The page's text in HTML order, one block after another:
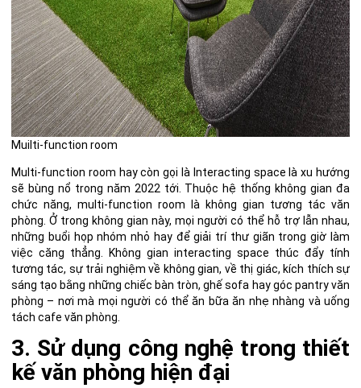
Muilti-function room
Multi-function room hay còn gọi là Interacting space là xu hướng
sẽ bùng nổ trong năm 2022 tới. Thuộc hệ thống không gian đa
chức năng, multi-function room là không gian tương tác văn
phòng. Ở trong không gian này, mọi người có thể hỗ trợ lẫn nhau,
những buổi họp nhóm nhỏ hay để giải trí thư giãn trong giờ làm
việc căng thẳng. Không gian interacting space thúc đẩy tính
tương tác, sự trải nghiệm về không gian, về thị giác, kích thích sự
sáng tạo bằng những chiếc bàn tròn, ghế sofa hay góc pantry văn
phòng – nơi mà mọi người có thể ăn bữa ăn nhẹ nhàng và uống
tách cafe văn phòng.
3. Sử dụng công nghệ trong thiết
kế văn phòng hiện đại